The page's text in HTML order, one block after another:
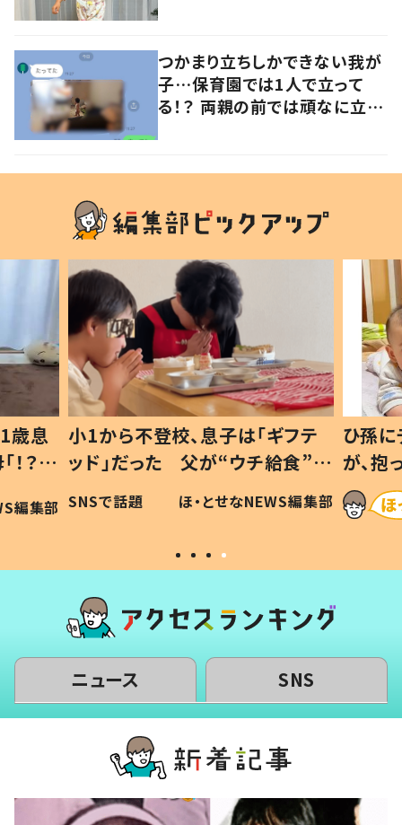
つかまり立ちしかできない我が
子…保育園では1人で立って
る！？ 両親の前では頑なに立た
歳息
？」
編集部
小1から不登校、息子は「ギフテ
ッド」だった 父が“ウチ給食”を
作り続ける理由とは #令和の親
#令和の子
SNSで話題 ほ・とせなNEWS編集部
ひ孫
が、
「涙が
い」
ニュース SNS